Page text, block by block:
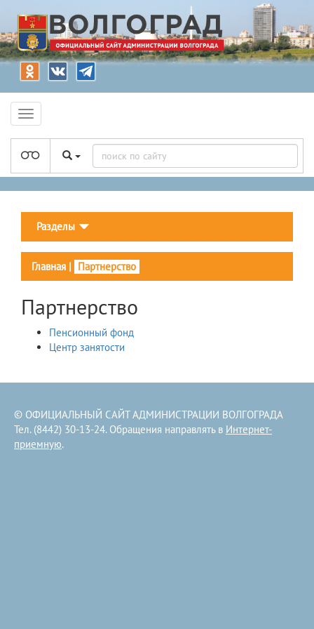
Разделы
Главная | Партнерство
Партнерство
Пенсионный фонд
Центр занятости
© ОФИЦИАЛЬНЫЙ САЙТ АДМИНИСТРАЦИИ ВОЛГОГРАДА
Тел. (8442) 30-13-24. Обращения направлять в Интернет-
приемную.